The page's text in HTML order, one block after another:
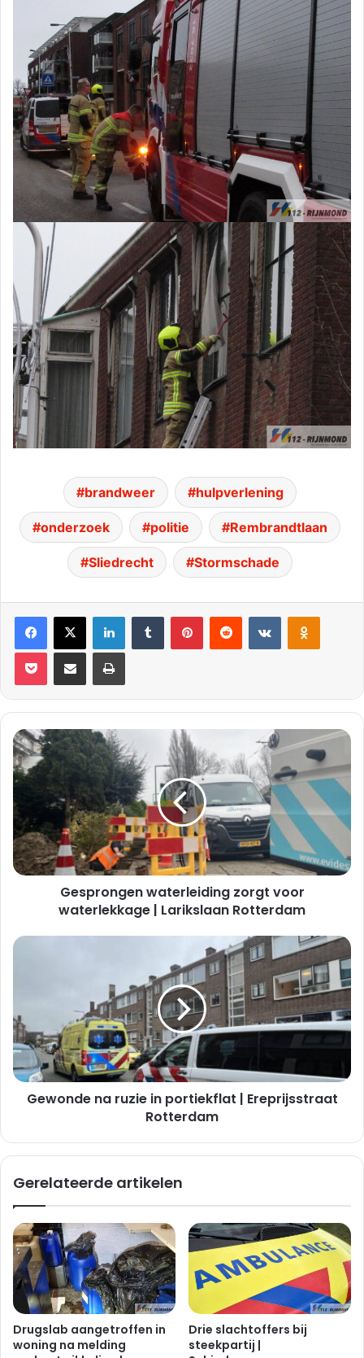
brandweer hulpverlening
onderzoek politie Rembrandtlaan
Sliedrecht Stormschade
Facebook
X LinkedInTumblr PinterestReddit VKontakteOdnoklassniki
Pocket Deel via E-mail Print
Gesprongen
waterleiding
zorgt
voor
waterlekkage
|
Larikslaan
Rotterdam
Gesprongen waterleiding zorgt voor
waterlekkage | Larikslaan Rotterdam
Gewonde
|
Ereprijsstraat
Rotterdam
Gewonde na ruzie in portiekflat | Ereprijsstraat
Rotterdam
Gerelateerde artikelen
Drugslab aangetroffen in
woning na melding
Drie slachtoffers bij
steekpartij |